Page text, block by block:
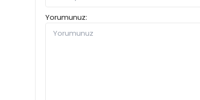
Yorumunuz: